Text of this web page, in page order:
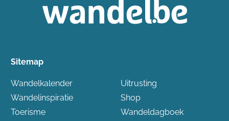
Sitemap
Wandelkalender
Wandelinspiratie
Toerisme
Uitrusting
Shop
Wandeldagboek